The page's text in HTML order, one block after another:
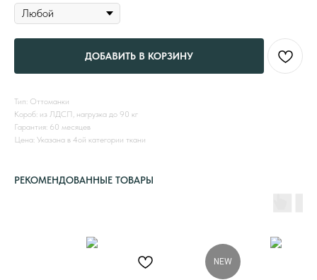
ДОБАВИТЬ В КОРЗИНУ
Тип: Оттоманки
Короб: из ЛДСП, нагрузка до 90 кг
Гарантия: 60 месяцев
Цена: Указана в 4ой категории ткани
РЕКОМЕНДОВАННЫЕ ТОВАРЫ
NEW